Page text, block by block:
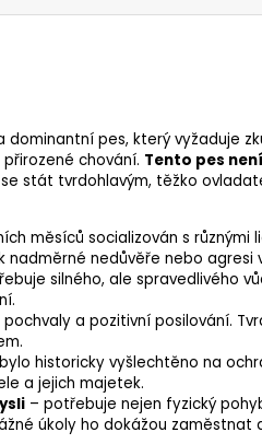
pes, který vyžaduje
chování. Tento pes
stát tvrdohlavým, těžko
měsíců socializován s různými
nedůvěře nebo agresi
silného, ale spravedlivého
a pozitivní posilování.
historicky vyšlechtěno na
a jejich majetek.
– potřebuje nejen fyzický
úkoly ho dokážou zaměstnat